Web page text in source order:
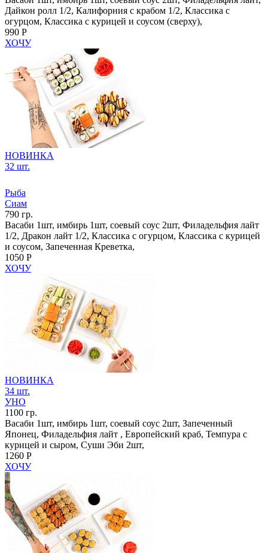
Дайкон ролл 1/2, Калифорния с крабом 1/2, Классика с
огурцом, Классика с курицей и соусом (сверху),
990 Р
ХОЧУ
НОВИНКА
32 шт.
Рыба
Сиам
790 гр.
Васаби 1шт, имбирь 1шт, соевый соус 2шт, Филадельфия лайт
1/2, Дракон лайт 1/2, Классика с огурцом, Классика с курицей
и соусом, Запеченная Креветка,
1050 Р
ХОЧУ
НОВИНКА
34 шт.
УНО
1100 гр.
Васаби 1шт, имбирь 1шт, соевый соус 2шт, Запеченный
Японец, Филадельфия лайт , Европейский краб, Темпура с
курицей и сыром, Суши Эби 2шт,
1260 Р
ХОЧУ